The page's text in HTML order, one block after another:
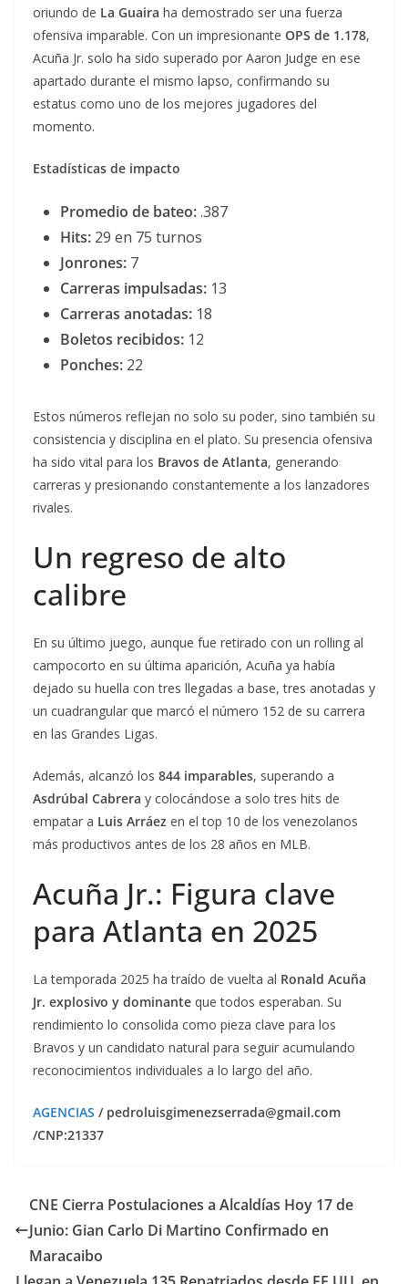
oriundo de La Guaira ha demostrado ser una fuerza
ofensiva imparable. Con un impresionante OPS de 1.178,
Acuña Jr. solo ha sido superado por Aaron Judge en ese
apartado durante el mismo lapso, confirmando su
estatus como uno de los mejores jugadores del
momento.
Estadísticas de impacto
Promedio de bateo:.387
Hits: 29 en 75 turnos
Jonrones: 7
Carreras impulsadas: 13
Carreras anotadas: 18
Boletos recibidos: 12
Ponches: 22
Estos números reflejan no solo su poder, sino también su
consistencia y disciplina en el plato. Su presencia ofensiva
ha sido vital para los Bravos de Atlanta, generando
carreras y presionando constantemente a los lanzadores
rivales.
Un regreso de alto
calibre
En su último juego, aunque fue retirado con un rolling al
campocorto en su última aparición, Acuña ya había
dejado su huella con tres llegadas a base, tres anotadas y
un cuadrangular que marcó el número 152 de su carrera
en las Grandes Ligas.
Además, alcanzó los 844 imparables, superando a
Asdrúbal Cabrera y colocándose a solo tres hits de
empatar a Luis Arráez en el top 10 de los venezolanos
más productivos antes de los 28 años en MLB.
Acuña Jr.: Figura clave
para Atlanta en 2025
La temporada 2025 ha traído de vuelta al Ronald Acuña
Jr. explosivo y dominante que todos esperaban. Su
rendimiento lo consolida como pieza clave para los
Bravos y un candidato natural para seguir acumulando
reconocimientos individuales a lo largo del año.
AGENCIAS / pedroluisgimenezserrada@gmail.com
/CNP:21337
CNE Cierra Postulaciones a Alcaldías Hoy 17 de
Junio: Gian Carlo Di Martino Confirmado en
Maracaibo